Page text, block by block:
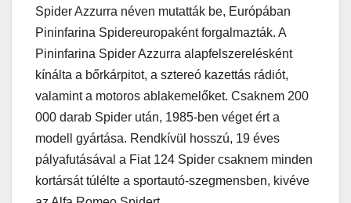
Spider Azzurra néven mutatták be, Európában
Pininfarina Spidereuropaként forgalmazták. A
Pininfarina Spider Azzurra alapfelszerelésként
kínálta a bőrkárpitot, a sztereó kazettás rádiót,
valamint a motoros ablakemelőket. Csaknem 200
000 darab Spider után, 1985-ben véget ért a
modell gyártása. Rendkívül hosszú, 19 éves
pályafutásával a Fiat 124 Spider csaknem minden
kortársát túlélte a sportautó-szegmensben, kivéve